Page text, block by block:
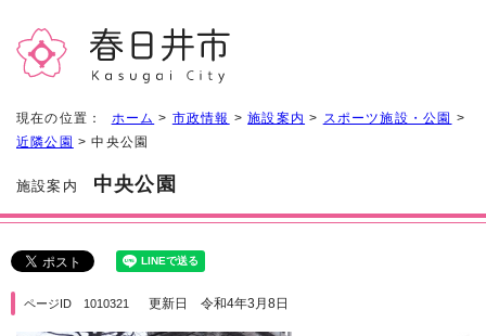
現在の位置： ホーム > 市政情報 >施設案内 > スポーツ施設・公園 >
近隣公園 > 中央公園
施設案内 中央公園
ページID 1010321 更新日 令和4年3月8日